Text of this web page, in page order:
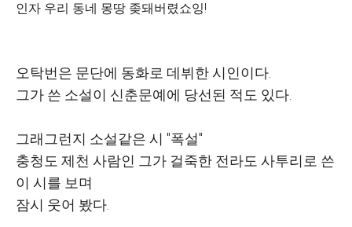
인자 우리 동네 몽땅 좆돼버렸쇼잉!
오탁번은 문단에 동화로 데뷔한 시인이다.
그가 쓴 소설이 신춘문예에 당선된 적도 있다.
그래그런지 소설같은 시 "폭설"
충청도 제천 사람인 그가 걸죽한 전라도 사투리로 쓴
이 시를 보며
잠시 웃어 봤다.